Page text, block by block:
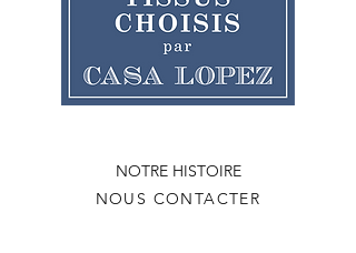
NOTRE HISTOIRE
NOUS CONTACTER